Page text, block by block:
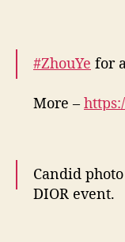
#ZhouYe for
More –
September
Candid
DIOR event.